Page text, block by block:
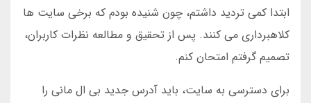
ابتدا کمی تردید داشتم، چون شنیده بودم که برخی سایت ها
کلاهبرداری می کنند. پس از تحقیق و مطالعه نظرات کاربران،
تصمیم گرفتم امتحان کنم.
برای دسترسی به سایت، باید آدرس جدید بی ال مانی را